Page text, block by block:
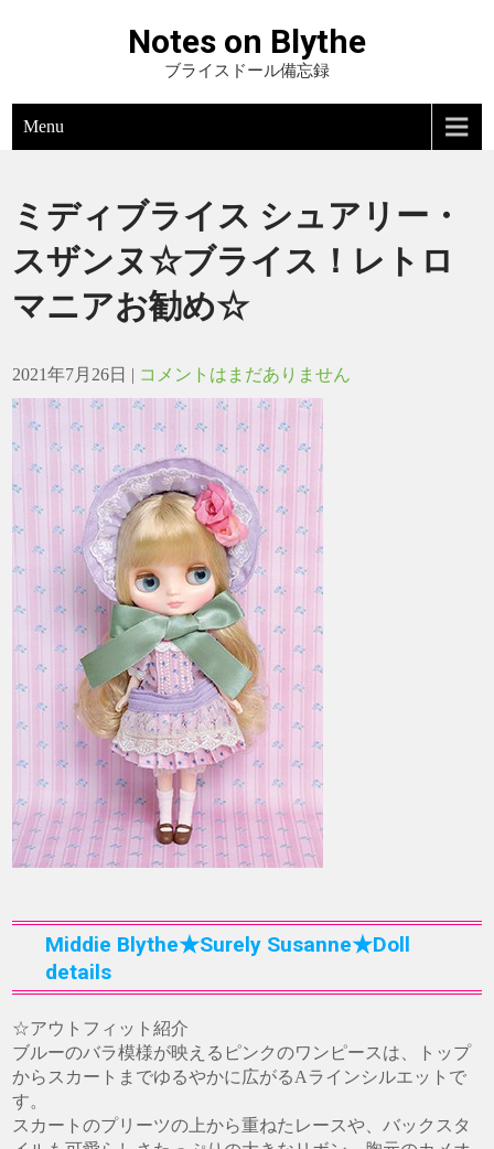
Notes on Blythe
ブライスドール備忘録
Menu
ミディブライス シュアリー・
スザンヌ☆ブライス！レトロ
マニアお勧め☆
2021年7月26日 | コメントはまだありません
Middie Blythe★Surely Susanne★Doll
details
☆アウトフィット紹介
ブルーのバラ模様が映えるピンクのワンピースは、トップ
からスカートまでゆるやかに広がるAラインシルエットで
す。
スカートのプリーツの上から重ねたレースや、バックスタ